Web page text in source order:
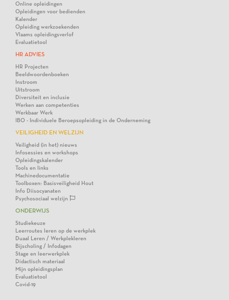
Online opleidingen
Opleidingen voor bedienden
Kalender
Opleiding werkzoekenden
Vlaams opleidingsverlof
Evaluatietool
HR ADVIES
HR Projecten
Beeldwoordenboeken
Instroom
Uitstroom
Diversiteit en inclusie
Werken aan competenties
Werkbaar Werk
IBO - Individuele Beroepsopleiding in de Onderneming
VEILIGHEID EN WELZIJN
Veiligheid (in het) nieuws
Infosessies en workshops
Opleidingskalender
Tools en links
Machinedocumentatie
Toolboxen: Basisveiligheid Hout
Info Diisocyanaten
Psychosociaal welzijn
ONDERWIJS
Studiekeuze
Leerroutes leren op de werkplek
Duaal Leren / Werkplekleren
Bijscholing / Infodagen
Stage en leerwerkplek
Didactisch materiaal
Mijn opleidingsplan
Evaluatietool
Covid-19